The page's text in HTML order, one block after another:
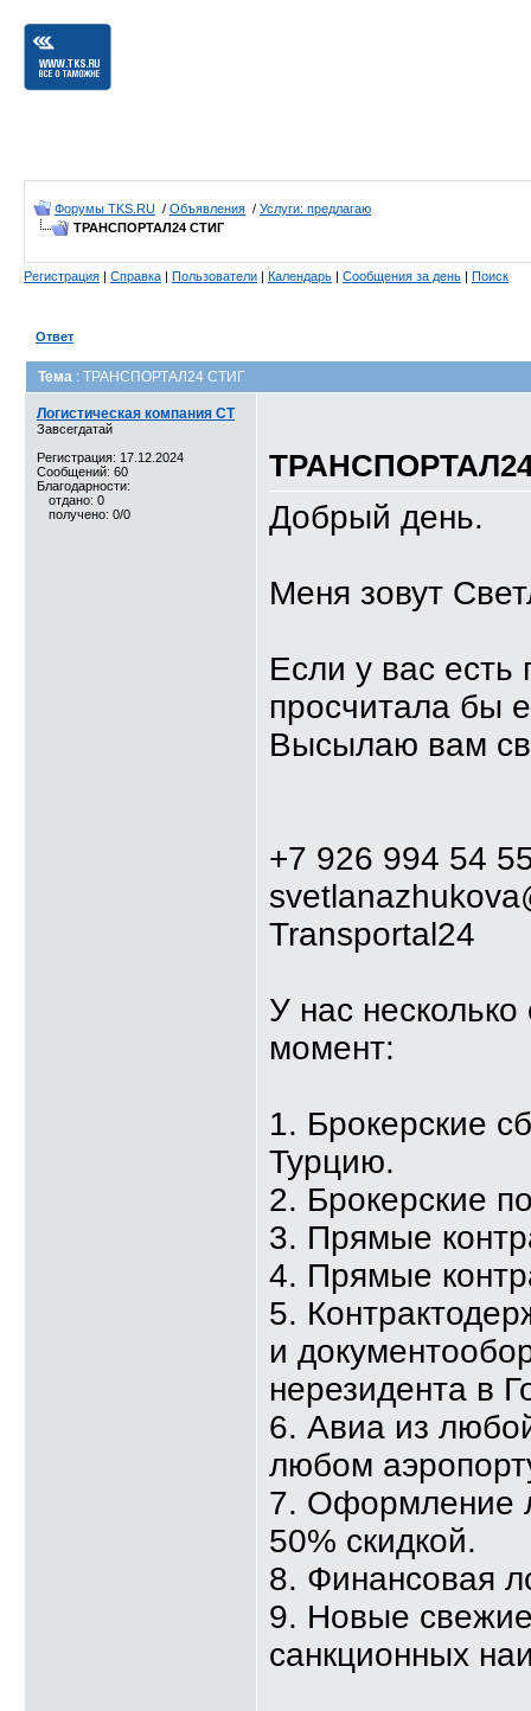
Форумы TKS.RU / Объявления / Услуги: предлагаю
ТРАНСПОРТАЛ24 СТИГ
Регистрация | Справка | Пользователи | Календарь | Сообщения за день | Поиск
Ответ
Тема : ТРАНСПОРТАЛ24 СТИГ
Логистическая компания CT
Завсегдатай
Регистрация: 17.12.2024
Сообщений: 60
Благодарности:
отдано: 0
получено: 0/0
Добрый день.
Меня зовут
Если у вас есть
просчитала бы
Высылаю вам
+7 926 994 54
Transportal24
У нас
момент:
1. Брокерские
Турцию.
2. Брокерские
3. Прямые
4. Прямые
5.
и
нерезидента в
6. Авиа из
любом
7. Оформление
50% скидкой.
8. Финансовая
9. Новые
санкционных